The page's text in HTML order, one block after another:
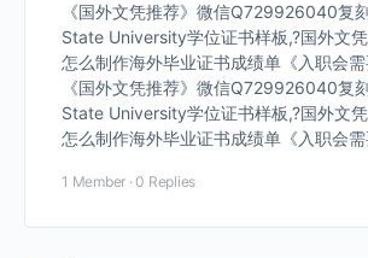
《国外文凭推荐》微信Q729926040复
State University学位证书样板,?国外文
怎么制作海外毕业证书成绩单《入职会需
《国外文凭推荐》微信Q729926040复
State University学位证书样板,?国外文
怎么制作海外毕业证书成绩单《入职会需
1 Member · 0 Replies